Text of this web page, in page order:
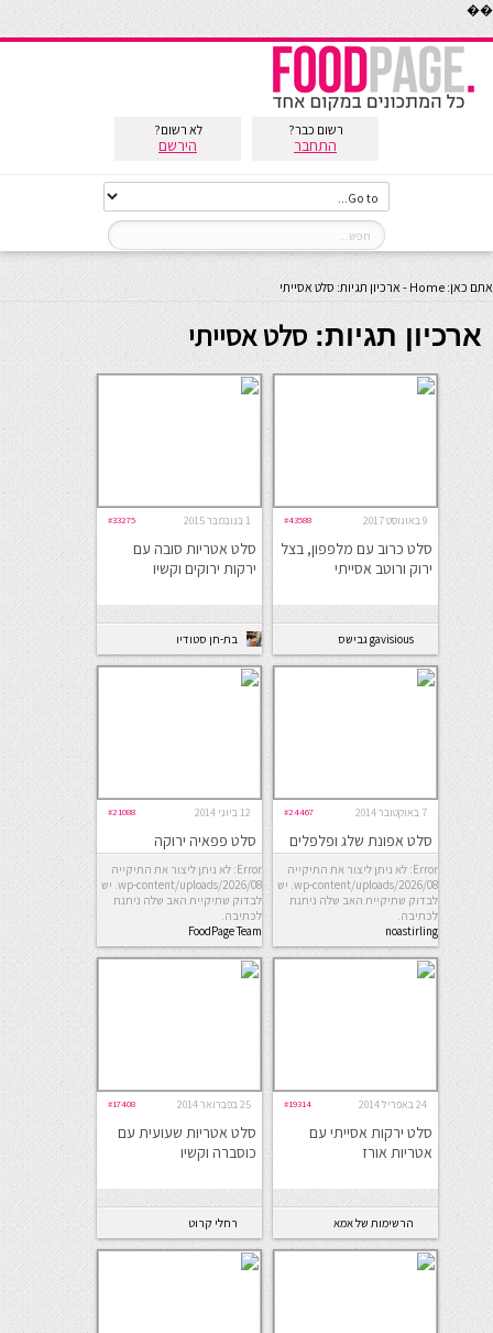
��
רשום כבר?
התחבר
לא רשום?
הירשם
אתם כאן: Home
-ארכיון תגיות: סלט אסייתי
ארכיון תגיות:סלט אסייתי
9 באוגוסט 2017 #43588
סלט כרוב עם מלפפון, בצל
ירוק ורוטב אסייתי
gavisious גבישס
1 בנובמבר 2015 #33275
סלט אטריות סובה עם
ירקות ירוקים וקשיו
בת-חן סטודיו
לבישול ואפיה
7 באוקטובר 2014 #24467
סלט אפונת שלג ופלפלים
ברוטב אסייתי
Error: לא ניתן ליצור את התיקייה
wp-content/uploads/2026/08. יש
לבדוק שתיקיית האב שלה ניתנת
לכתיבה.
noastirling
12 ביוני 2014 #21088
סלט פפאיה ירוקה
Error: לא ניתן ליצור את התיקייה
wp-content/uploads/2026/08. יש
לבדוק שתיקיית האב שלה ניתנת
לכתיבה.
FoodPage Team
24 באפריל 2014 #19314
סלט ירקות אסייתי עם
אטריות אורז
הרשימות של אמא
25 בפברואר 2014 #17408
סלט אטריות שעועית עם
כוסברה וקשיו
רחלי קרוט